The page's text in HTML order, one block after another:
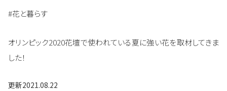
#花と暮らす
オリンピック2020花壇で使われている夏に強い花を取材してきま
した！
更新2021.08.22